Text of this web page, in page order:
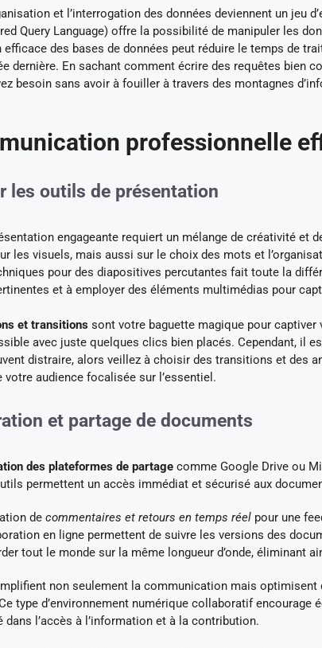
et l’interrogation des données deviennent un jeu
Query Language) offre la possibilité de manipuler les
des bases de données peut réduire le temps de
dernière. En sachant comment écrire des requêtes bien
besoin sans avoir à fouiller à travers des montagnes
professionnelle
les outils de présentation
engageante requiert un mélange de créativité et
les visuels, mais aussi sur le choix des mots et
pour des diapositives percutantes fait toute la
et à employer des éléments multimédias pour
et transitions sont votre baguette magique pour captiver
avec juste quelques clics bien placés. Cependant, il
distraire, alors veillez à choisir des transitions et des
votre audience focalisée sur l’essentiel.
et partage de documents
des plateformes de partage comme Google Drive ou
permettent un accès immédiat et sécurisé aux
de commentaires et retours en temps réel pour une
en ligne permettent de suivre les versions des
tout le monde sur la même longueur d’onde, éliminant
non seulement la communication mais optimisent
type d’environnement numérique collaboratif encourage
dans l’accès à l’information et à la contribution.